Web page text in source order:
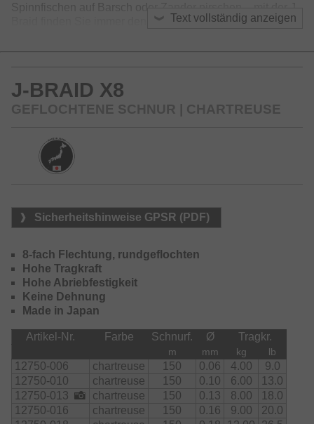
Text vollständig anzeigen
Spinnfischen auf Barsch oder Zander pirschen – mit der J-
Braid finden Sie immer den direkten Kontakt zu Ihrem
kompromisslos stark und zuverlässig. Die J-Braid ist dabei
sehr weich und glatt und gleitet geräuschlos durch die
Ringe und Sie können selbst mit leichten Ködern optimale
Unglaubliches Preis-Leistungs-Verhältnis!
J-BRAID X8
GEFLOCHTENE SCHNUR | CHARTREUSE
Sicherheitshinweise GPSR (PDF)
8-fach Flechtung, rundgeflochten
Hohe Tragkraft
Hohe Abriebfestigkeit
Keine Dehnung
Made in Japan
Artikel-Nr. Farbe Schnurf. Ø Tragkr.
m mm kg lb
12750-006 chartreuse 150 0.06 4.00
9.0
12750-010
chartreuse 150 0.10 6.00
13.0
12750-013
chartreuse 150 0.13 8.00
18.0
12750-016
chartreuse 150 0.16 9.00
20.0